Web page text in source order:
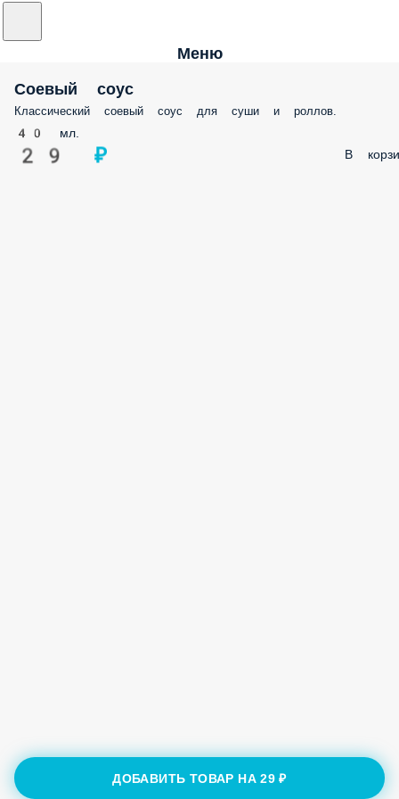
Меню
Соевый соус
Классический соевый соус для суши и роллов.
40 мл.
29 ₽ В
ДОБАВИТЬ ТОВАР НА29 ₽